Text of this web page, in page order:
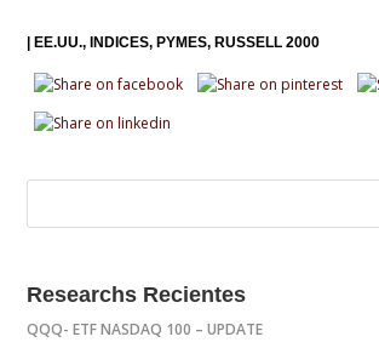
EE.UU. INDICES PYMES RUSSELL 2000
Researchs Recientes
QQQ- ETF NASDAQ 100 – UPDATE